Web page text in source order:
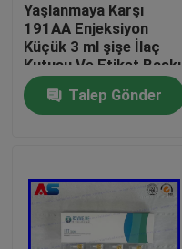
Ürünler
Hakkımızda
Yaşlanmaya Karşı
191AA Enjeksiyon
Küçük 3 ml şişe İlaç
Kutusu Ve Etiket Baskı
Genetropin
Talep Gönder